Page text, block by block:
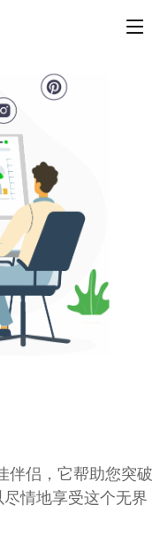
伴侣，它帮助您突破
情地享受这个无界